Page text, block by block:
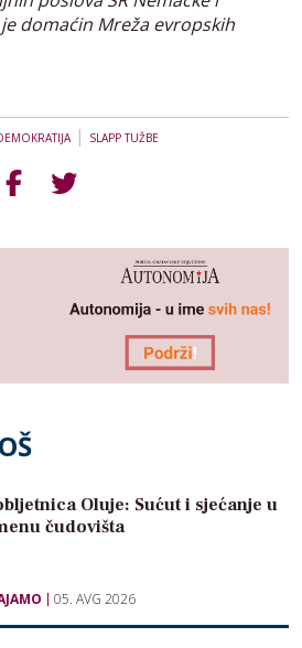
domaćin Mreža evropskih
| SLAPP TUŽBE
Oluje: Sućut i sjećanje u
čudovišta
05. AVG 2026